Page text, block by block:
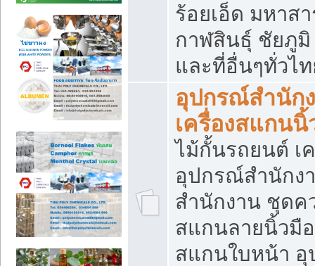
ร้อยเอ็ด มหาส
กาฬสินธุ์ ชัยภู
และที่อื่นๆทั่วไ
อุปกรณ์สำนัก
เครื่องสแกนนิ้
ไม้กั้นรถยนต์ เ
อุปกรณ์สำนักง
สำนักงาน ชุดค
สแกนลายนิ้วมื
สแกนใบหน้า